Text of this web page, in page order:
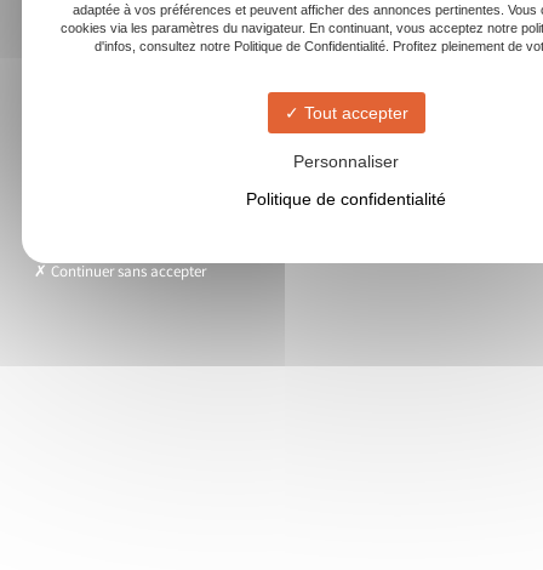
adaptée à vos préférences et peuvent afficher des annonces pertinentes. Vous
cookies via les paramètres du navigateur. En continuant, vous acceptez notre
d'infos, consultez notre Politique de Confidentialité. Profitez pleinement de
Tout accepter
Personnaliser
Politique de confidentialité
Continuer sans accepter